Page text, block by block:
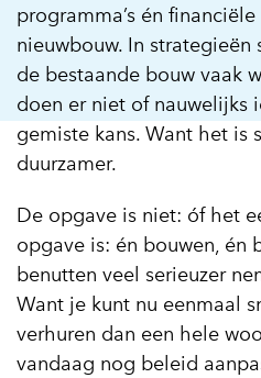
programma’s én
nieuwbouw. In
de bestaande bouw vaak
doen er niet of nauwelijks
gemiste kans. Want het is
duurzamer.
De opgave is niet: óf het
opgave is: én bouwen, én
benutten veel serieuzer
Want je kunt nu eenmaal
verhuren dan een hele
vandaag nog beleid